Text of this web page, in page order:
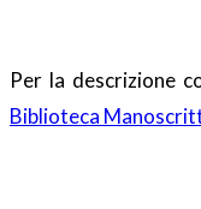
Per la descrizione
Biblioteca